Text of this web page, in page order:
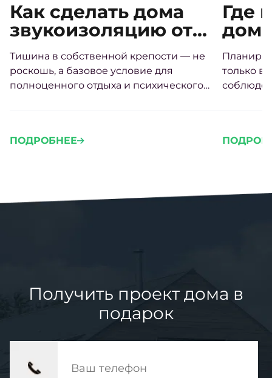
Как сделать дома
звукоизоляцию от
соседей своими
руками
Тишина в собственной крепости — не
роскошь, а базовое условие для
полноценного отдыха и психического
ПОДРОБНЕЕ
Где
дом
только
проблем
Получить проект дома в
подарок